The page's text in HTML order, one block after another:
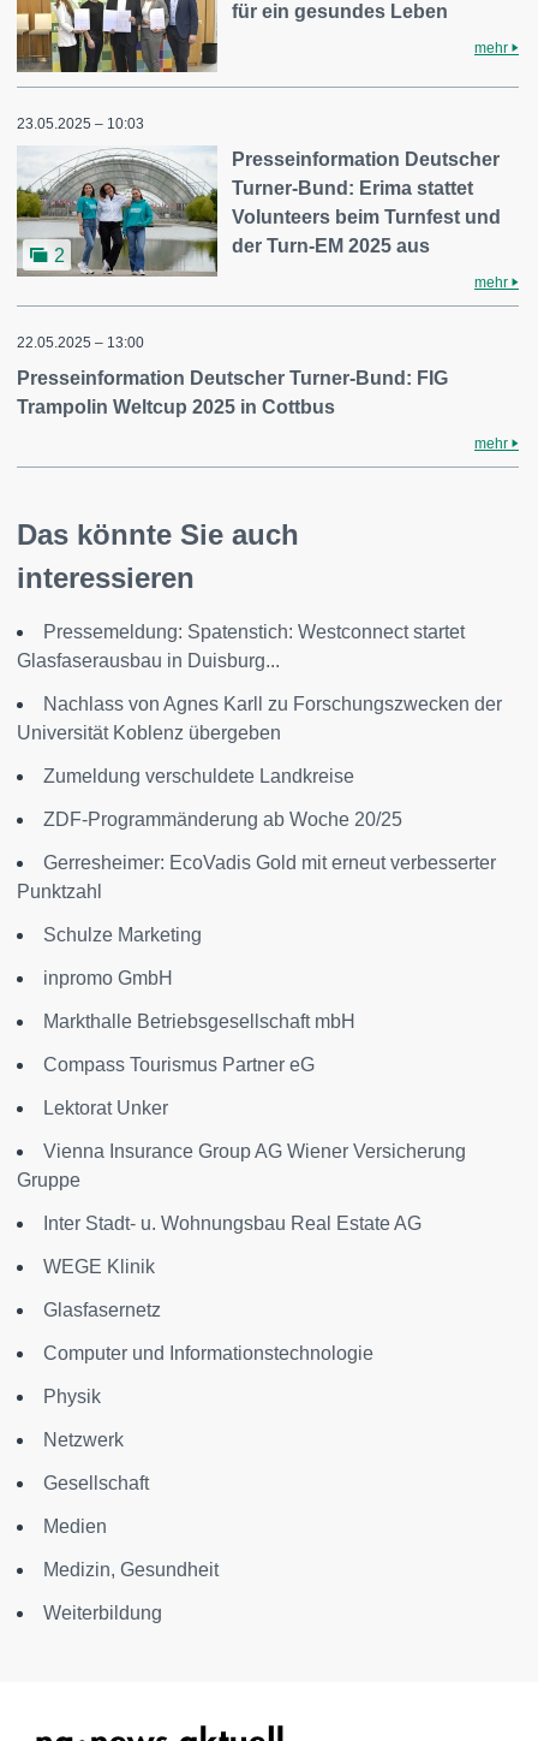
für ein gesundes Leben
mehr
23.05.2025 – 10:03
2
Presseinformation Deutscher
Turner-Bund: Erima stattet
Volunteers beim Turnfest und
der Turn-EM 2025 aus
mehr
22.05.2025 – 13:00
Presseinformation Deutscher Turner-Bund: FIG
Trampolin Weltcup 2025 in Cottbus
mehr
Das könnte Sie auch
interessieren
Pressemeldung: Spatenstich: Westconnect startet
Glasfaserausbau in Duisburg...
Nachlass von Agnes Karll zu Forschungszwecken der
Universität Koblenz übergeben
Zumeldung verschuldete Landkreise
ZDF-Programmänderung ab Woche 20/25
Gerresheimer: EcoVadis Gold mit erneut verbesserter
Punktzahl
Schulze Marketing
inpromo GmbH
Markthalle Betriebsgesellschaft mbH
Compass Tourismus Partner eG
Lektorat Unker
Vienna Insurance Group AG Wiener Versicherung
Gruppe
Inter Stadt- u. Wohnungsbau Real Estate AG
WEGE Klinik
Glasfasernetz
Computer und Informationstechnologie
Physik
Netzwerk
Gesellschaft
Medien
Medizin, Gesundheit
Weiterbildung